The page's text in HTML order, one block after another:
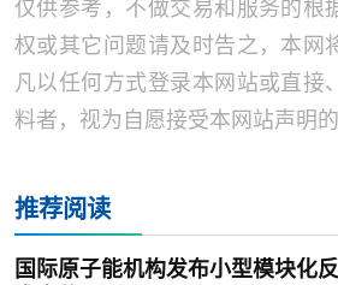
仅供参考，不做交易和服务的根
权或其它问题请及时告之，本网
凡以任何方式登录本网站或直接
料者，视为自愿接受本网站声明的
推荐阅读
国际原子能机构发布小型模块化